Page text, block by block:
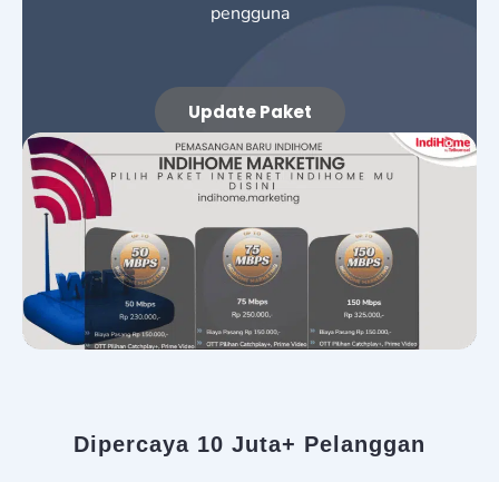
pengguna
Update Paket
Dipercaya 10 Juta+ Pelanggan